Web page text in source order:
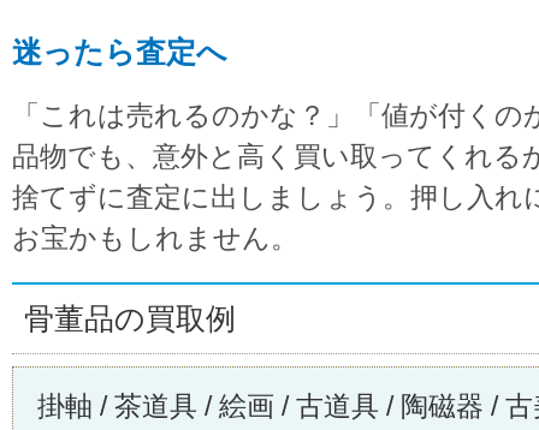
迷ったら査定へ
「これは売れるのかな？」「値が付く
品物でも、意外と高く買い取ってくれる
捨てずに査定に出しましょう。押し入れ
お宝かもしれません。
骨董品の買取例
掛軸 / 茶道具 / 絵画 / 古道具 / 陶磁器 /